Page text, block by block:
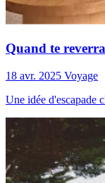
Quand te
18 avr. 2025 Voyage
Une idée d'escapade